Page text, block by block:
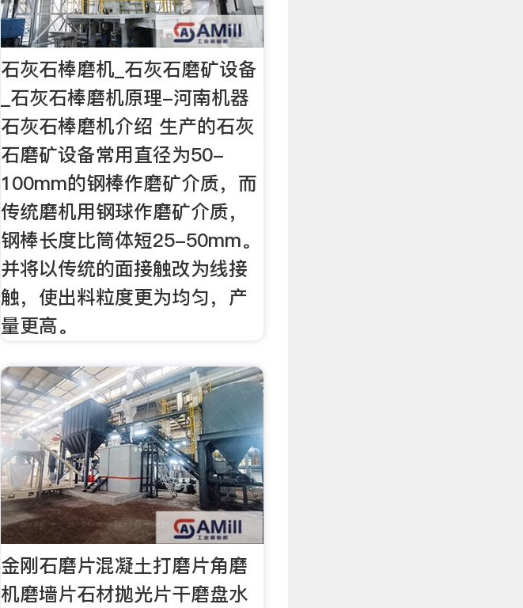
石灰石棒磨机_石灰石磨矿设备
_石灰石棒磨机原理-河南机器
石灰石棒磨机介绍 生产的石灰
石磨矿设备常用直径为50-
100mm的钢棒作磨矿介质，而
传统磨机用钢球作磨矿介质，
钢棒长度比筒体短25-50mm。
并将以传统的面接触改为线接
触，使出料粒度更为均匀，产
量更高。
金刚石磨片混凝土打磨片角磨
机磨墙片石材抛光片干磨盘水